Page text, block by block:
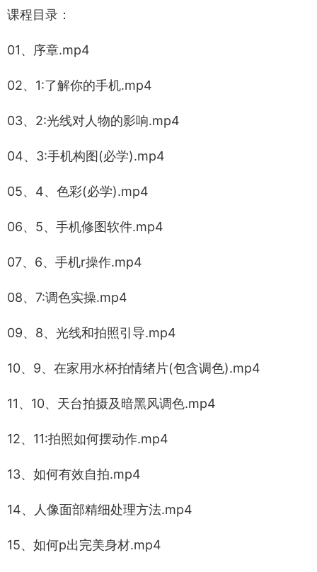
课程目录：
01、序章.mp4
02、1:了解你的手机.mp4
03、2:光线对人物的影响.mp4
04、3:手机构图(必学).mp4
05、4、色彩(必学).mp4
06、5、手机修图软件.mp4
07、6、手机r操作.mp4
08、7:调色实操.mp4
09、8、光线和拍照引导.mp4
10、9、在家用水杯拍情绪片(包含调色).mp4
11、10、天台拍摄及暗黑风调色.mp4
12、11:拍照如何摆动作.mp4
13、如何有效自拍.mp4
14、人像面部精细处理方法.mp4
15、如何p出完美身材.mp4